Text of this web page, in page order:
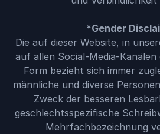
*Gender
Die auf dieser Website, in
auf allen Social-Media-
Form bezieht sich immer
männliche und diverse
Zweck der besseren
geschlechtsspezifische
Mehrfachbezeichnung